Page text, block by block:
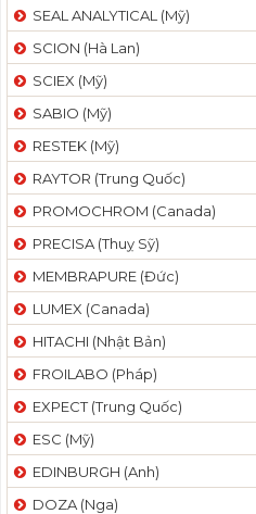
SEAL ANALYTICAL (Mỹ)
SCION (Hà Lan)
SCIEX (Mỹ)
SABIO (Mỹ)
RESTEK (Mỹ)
RAYTOR (Trung Quốc)
PROMOCHROM (Canada)
PRECISA (Thuỵ Sỹ)
MEMBRAPURE (Đức)
LUMEX (Canada)
HITACHI (Nhật Bản)
FROILABO (Pháp)
EXPECT (Trung Quốc)
ESC (Mỹ)
EDINBURGH (Anh)
DOZA (Nga)